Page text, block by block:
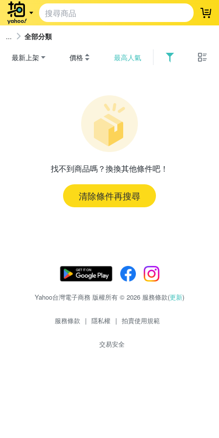
登
全部分類
最新上架 價格 最高人氣
找不到商品嗎？換換其他條件吧！
清除條件再搜尋
Yahoo台灣電子商務 版權所有 © 2026 服務條款(更新)
服務條款 | 隱私權 | 拍賣使用規範
交易安全